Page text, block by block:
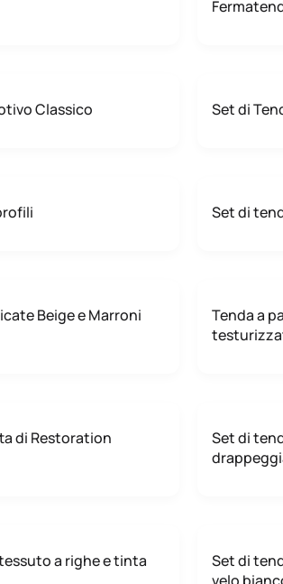
Classico Set di
Set di
Beige e Marroni
Tenda a
di Restoration
Set di
a righe e tinta
Set di